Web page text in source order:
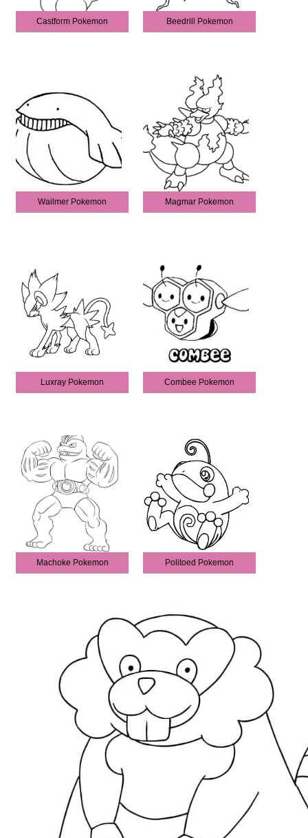
Castform Pokemon Beedrill Pokemon
Wailmer Pokemon Magmar Pokemon
Luxray Pokemon Combee Pokemon
Machoke Pokemon Politoed Pokemon